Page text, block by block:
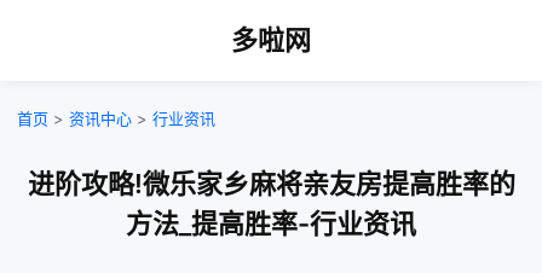
多啦网
首页 > 资讯中心 > 行业资讯
进阶攻略!微乐家乡麻将亲友房提高胜率的
方法_提高胜率-行业资讯